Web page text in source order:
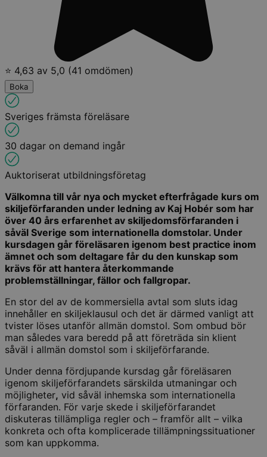
⭐ 4,63 av 5,0 (41 omdömen)
Boka
Sveriges främsta föreläsare
30 dagar on demand ingår
Auktoriserat utbildningsföretag
Välkomna till vår nya och mycket efterfrågade kurs om
skiljeförfaranden under ledning av Kaj Hobér som har
över 40 års erfarenhet av skiljedomsförfaranden i
såväl Sverige som internationella domstolar. Under
kursdagen går föreläsaren igenom best practice inom
ämnet och som deltagare får du den kunskap som
krävs för att hantera återkommande
problemställningar, fällor och fallgropar.
En stor del av de kommersiella avtal som sluts idag
innehåller en skiljeklausul och det är därmed vanligt att
tvister löses utanför allmän domstol. Som ombud bör
man således vara beredd på att företräda sin klient
såväl i allmän domstol som i skiljeförfarande.
Under denna fördjupande kursdag går föreläsaren
igenom skiljeförfarandets särskilda utmaningar och
möjligheter, vid såväl inhemska som internationella
förfaranden. För varje skede i skiljeförfarandet
diskuteras tillämpliga regler och – framför allt – vilka
konkreta och ofta komplicerade tillämpningssituationer
som kan uppkomma.